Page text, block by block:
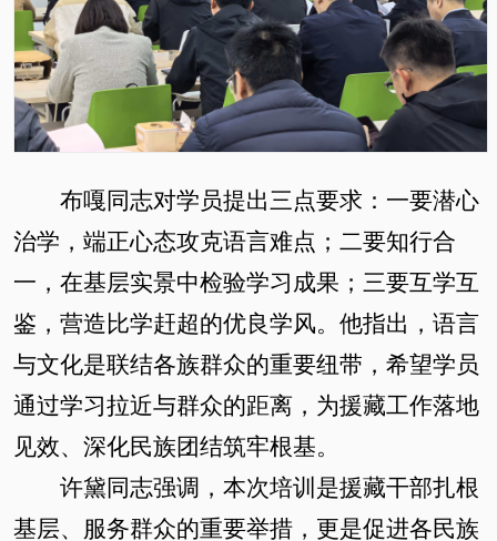
布嘎同志对学员提出三点要求：一要潜心
治学，端正心态攻克语言难点；二要知行合
一，在基层实景中检验学习成果；三要互学互
鉴，营造比学赶超的优良学风。他指出，语言
与文化是联结各族群众的重要纽带，希望学员
通过学习拉近与群众的距离，为援藏工作落地
见效、深化民族团结筑牢根基。
许黛同志强调，本次培训是援藏干部扎根
基层、服务群众的重要举措，更是促进各民族